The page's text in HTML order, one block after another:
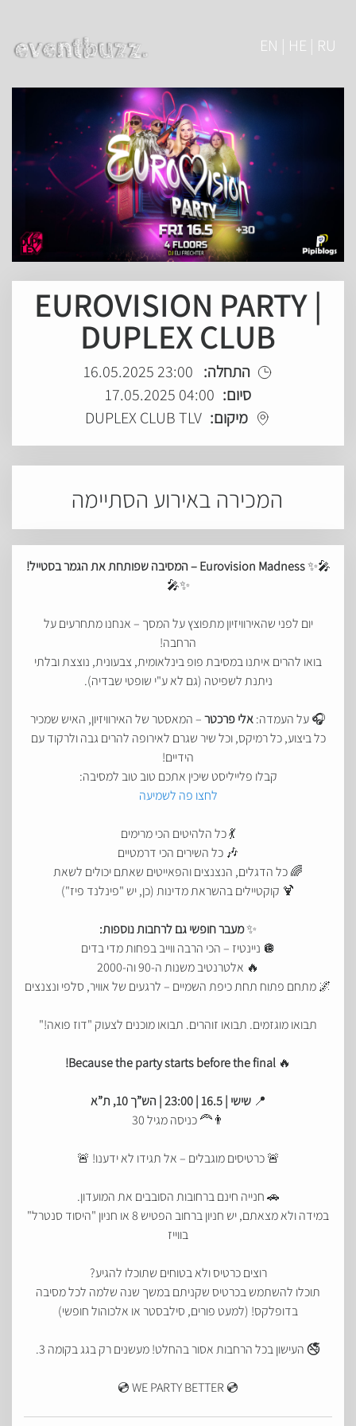
EN | HE | RU
EUROVISION PARTY |
DUPLEX CLUB
התחלה: 23:00 16.05.2025
סיום: 04:00 17.05.2025
מיקום: DUPLEX CLUB TLV
המכירה באירוע הסתיימה
🎤✨Eurovision Madness – המסיבה שפותחת את הגמר בסטייל!
✨🎤
יום לפני שהאירוויזיון מתפוצץ על המסך – אנחנו מתחרעים על
הרחבה!
בואו להרים איתנו במסיבת פופ בינלאומית, צבעונית, נוצצת ובלתי
ניתנת לשפיטה (גם לא ע"י שופטי שבדיה).
🎧 על העמדה:אלי פרכטר– המאסטר של האירוויזיון, האיש שמכיר
כל ביצוע, כל רמיקס, וכל שיר שגרם לאירופה להרים גבה ולרקוד עם
הידיים!
קבלו פלייליסט שיכין אתכם טוב טוב למסיבה:
לחצו פה לשמיעה
💃 כל הלהיטים הכי מרימים
🎶 כל השירים הכי דרמטיים
🌈 כל הדגלים, הנצנצים והפאייטים שאתם יכולים לשאת
🍹 קוקטיילים בהשראת מדינות (כן, יש "פינלנד פיז")
✨מעבר חופשי גם לרחבות נוספות:
🪩 ניינטיז – הכי הרבה ווייב בפחות מדי בדים
🔥 אלטרנטיב משנות ה-90 וה-2000
🌌 מתחם פתוח תחת כיפת השמיים – לרגעים של אוויר, סלפי ונצנצים
תבואו מוגזמים. תבואו זוהרים. תבואו מוכנים לצעוק "דוז פואה!"
🔥
Because the party starts before the final!
📍שישי | 16.5 | 23:00 | הש”ך 10, ת”א
👨‍🦰 כניסה מגיל 30
🚨 כרטיסים מוגבלים – אל תגידו לא ידענו! 🚨
🚗 חנייה חינם ברחובות הסובבים את המועדון.
במידה ולא מצאתם, יש חניון ברחוב הפטיש 8 או חניון "היסוד סנטרל"
בווייז
רוצים כרטיס ולא בטוחים שתוכלו להגיע?
תוכלו להשתמש בכרטיס שקניתם במשך שנה שלמה לכל מסיבה
בדופלקס! (למעט פורים, סילבסטר או אלכוהול חופשי)
🚭 העישון בכל הרחבות אסור בהחלט! מעשנים רק בגג בקומה 3.
💿 WE PARTY BETTER 💿